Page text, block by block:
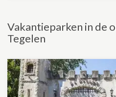
Vakantieparken in de
Tegelen